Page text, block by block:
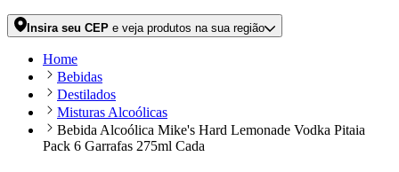
Insira seu CEP e veja produtos na sua região
Home
Bebidas
Destilados
Misturas Alcoólicas
Bebida Alcoólica Mike's Hard Lemonade Vodka Pitaia
Pack 6 Garrafas 275ml Cada